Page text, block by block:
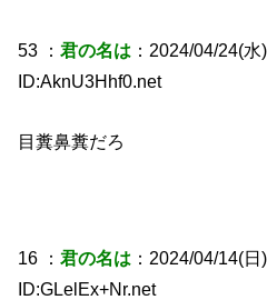
53 ：君の名は ：2024/04/24(
ID:AknU3Hhf0.net
目糞鼻糞だろ
16 ：君の名は ：2024/04/14(
ID:GLelEx+Nr.net